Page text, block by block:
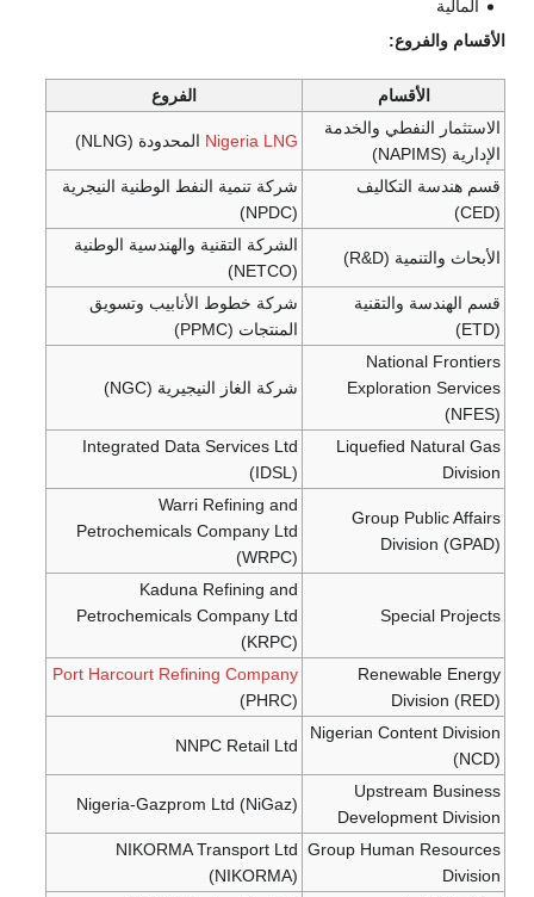
المالية
الأقسام والفروع:
الأقسام
الفروع
الاستثمار النفطي والخدمة
الإدارية (NAPIMS)
Nigeria LNG المحدودة (NLNG)
قسم هندسة التكاليف
(CED)
شركة تنمية النفط الوطنية النيجرية
(NPDC)
الأبحاث والتنمية (R&D)
الشركة التقنية والهندسية الوطنية
(NETCO)
قسم الهندسة والتقنية
(ETD)
شركة خطوط الأنابيب وتسويق
المنتجات (PPMC)
National Frontiers
Exploration Services
(NFES)
شركة الغاز النيجيرية (NGC)
Liquefied Natural Gas
Division
Integrated Data Services Ltd
(IDSL)
Group Public Affairs
Division (GPAD)
Warri Refining and
Petrochemicals Company Ltd
(WRPC)
Special Projects
Kaduna Refining and
Petrochemicals Company Ltd
(KRPC)
Renewable Energy
Division (RED)
Port Harcourt Refining Company
(PHRC)
Nigerian Content Division
(NCD)
NNPC Retail Ltd
Upstream Business
Development Division
Nigeria-Gazprom Ltd (NiGaz)
Group Human Resources
Division
NIKORMA Transport Ltd
(NIKORMA)